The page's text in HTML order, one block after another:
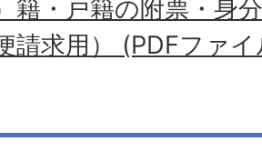
籍・戸籍の附票・身
請求用） (PDFファ